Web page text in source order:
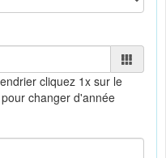
cliquez 1x sur le
changer d'année